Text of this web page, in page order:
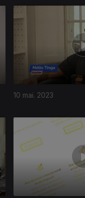
10 mai. 2023